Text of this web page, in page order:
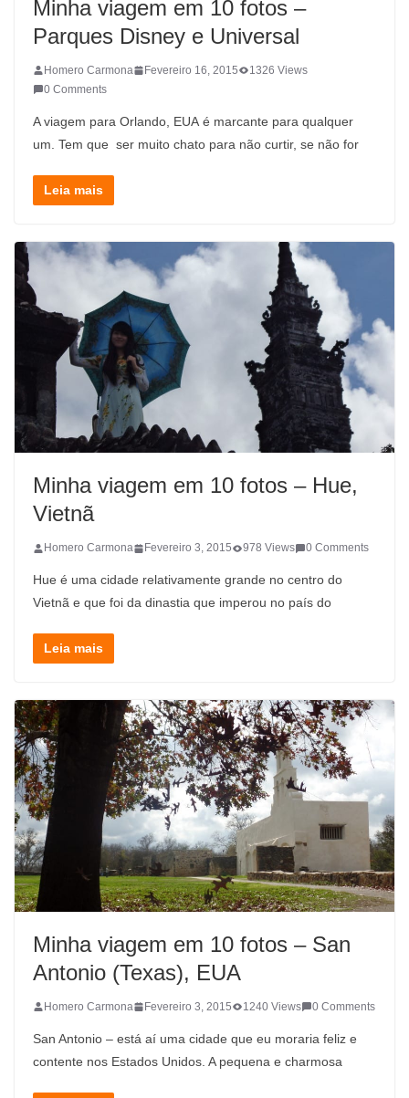
Minha viagem em 10 fotos –
Parques Disney e Universal
Homero Carmona Fevereiro 16, 2015
1326 Views
0 Comments
A viagem para Orlando, EUA é marcante para qualquer
um. Tem que ser muito chato para não curtir, se não for
Leia mais
Minha viagem em 10 fotos – Hue,
Vietnã
Homero Carmona Fevereiro 3, 2015 978 Views 0 Comments
Hue é uma cidade relativamente grande no centro do
Vietnã e que foi da dinastia que imperou no país do
Leia mais
Minha viagem em 10 fotos – San
Antonio (Texas), EUA
Homero Carmona Fevereiro 3, 2015 1240 Views 0 Comments
San Antonio – está aí uma cidade que eu moraria feliz e
contente nos Estados Unidos. A pequena e charmosa